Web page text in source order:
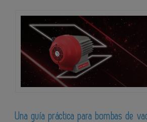
Una guía práctica para bombas de